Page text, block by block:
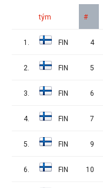
tým #
1. FIN 4
2. FIN 5
3. FIN 6
4. FIN 7
5. FIN 9
6. FIN 10